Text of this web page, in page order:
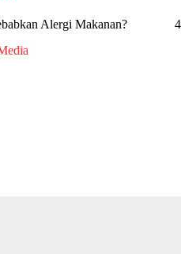
Alergi Makanan?